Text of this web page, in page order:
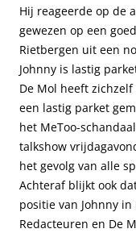
Hij reageerde op de
gewezen op een
Rietbergen uit een
Johnny is lastig
De Mol heeft
een lastig parket
het MeToo-
talkshow
het gevolg van alle
Achteraf blijkt ook
positie van Johnny
Redacteuren en De